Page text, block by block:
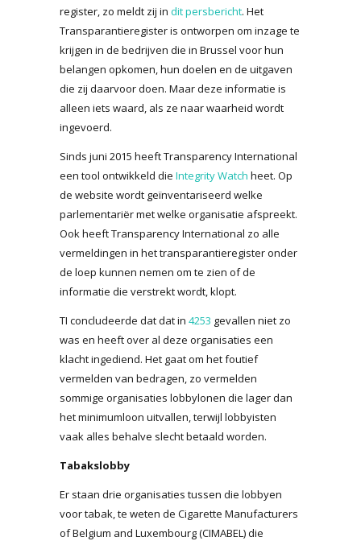
register, zo meldt zij in dit persbericht. Het
Transparantieregister is ontworpen om inzage te
krijgen in de bedrijven die in Brussel voor hun
belangen opkomen, hun doelen en de uitgaven
die zij daarvoor doen. Maar deze informatie is
alleen iets waard, als ze naar waarheid wordt
ingevoerd.
Sinds juni 2015 heeft Transparency International
een tool ontwikkeld die Integrity Watch heet. Op
de website wordt geïnventariseerd welke
parlementariër met welke organisatie afspreekt.
Ook heeft Transparency International zo alle
vermeldingen in het transparantieregister onder
de loep kunnen nemen om te zien of de
informatie die verstrekt wordt, klopt.
TI concludeerde dat dat in 4253 gevallen niet zo
was en heeft over al deze organisaties een
klacht ingediend. Het gaat om het foutief
vermelden van bedragen, zo vermelden
sommige organisaties lobbylonen die lager dan
het minimumloon uitvallen, terwijl lobbyisten
vaak alles behalve slecht betaald worden.
Tabakslobby
Er staan drie organisaties tussen die lobbyen
voor tabak, te weten de Cigarette Manufacturers
of Belgium and Luxembourg (CIMABEL) die